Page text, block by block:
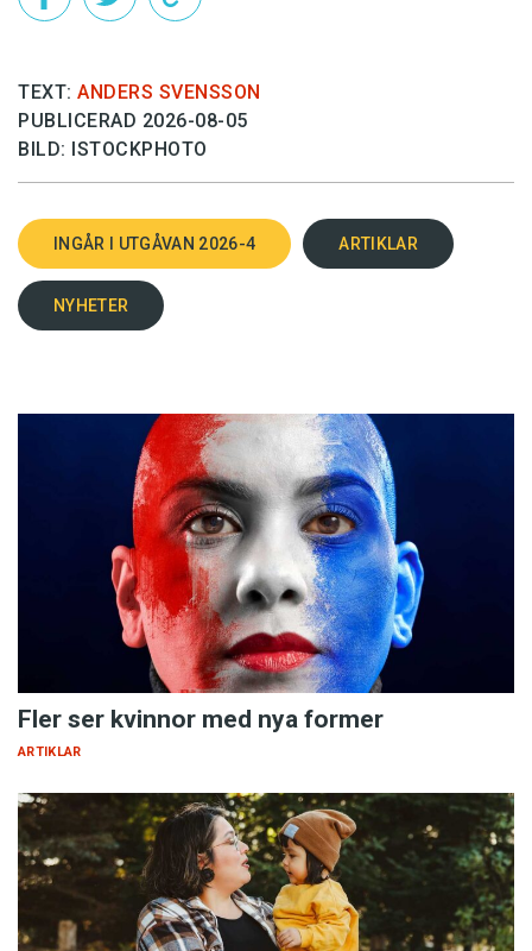
TEXT: ANDERS SVENSSON
PUBLICERAD 2026-08-05
BILD: ISTOCKPHOTO
INGÅR I UTGÅVAN 2026-4 ARTIKLAR
NYHETER
Fler ser kvinnor med nya former
ARTIKLAR